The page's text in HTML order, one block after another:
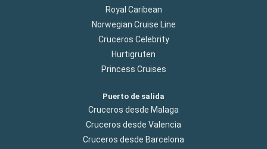
Royal Caribean
Norwegian Cruise Line
Cruceros Celebrity
Hurtigruten
Princess Cruises
Puerto de salida
Cruceros desde Malaga
Cruceros desde Valencia
Cruceros desde Barcelona